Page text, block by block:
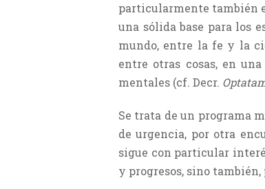
particularmente también
una sólida base para los
mundo, entre la fe y la
entre otras cosas, en
mentales (cf. Decr.
Se trata de un programa
de urgencia, por otra
sigue con particular
y progresos, sino